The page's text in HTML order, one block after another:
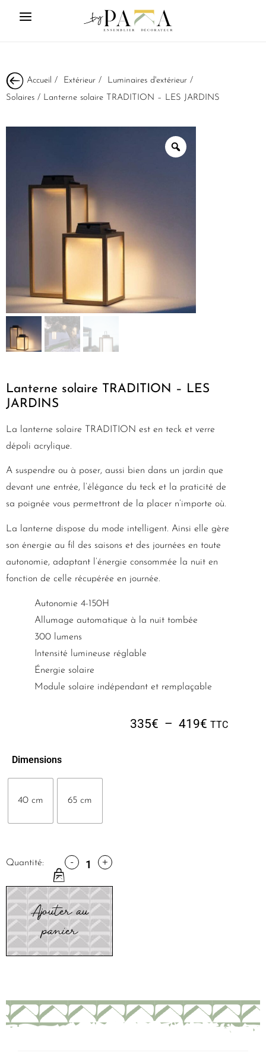
Accueil / Extérieur / Luminaires d'extérieur /
Solaires / Lanterne solaire TRADITION – LES JARDINS
Lanterne solaire TRADITION – LES
JARDINS
La lanterne solaire TRADITION est en teck et verre
dépoli acrylique.
A suspendre ou à poser, aussi bien dans un jardin que
devant une entrée, l’élégance du teck et la praticité de
sa poignée vous permettront de la placer n’importe où.
La lanterne dispose du mode intelligent. Ainsi elle gère
son énergie au fil des saisons et des journées en toute
autonomie, adaptant l’énergie consommée la nuit en
fonction de celle récupérée en journée.
Autonomie 4-150H
Allumage automatique à la nuit tombée
300 lumens
Intensité lumineuse réglable
Énergie solaire
Module solaire indépendant et remplaçable
335€ – 419€ TTC
Dimensions
40 cm 65 cm
Quantité: - +
Ajouter au
panier